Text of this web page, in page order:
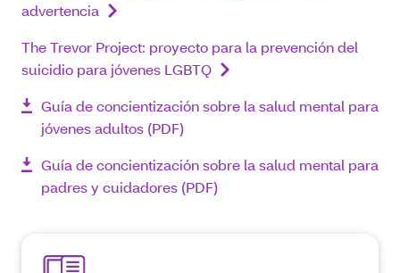
advertencia
The Trevor Project: proyecto para la prevención del
suicidio para jóvenes LGBTQ
Guía de concientización sobre la salud mental para
jóvenes adultos (PDF)
Guía de concientización sobre la salud mental para
padres y cuidadores (PDF)